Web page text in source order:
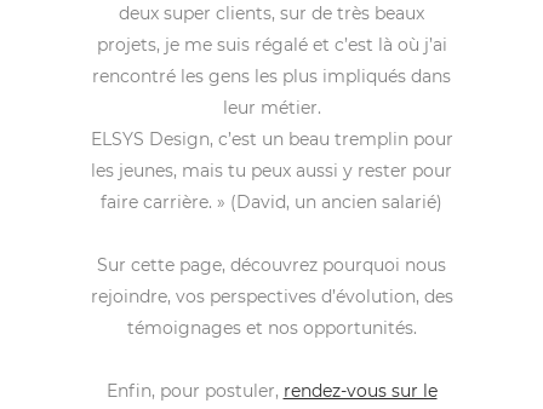
deux super clients, sur de très beaux
projets, je me suis régalé et c’est là où j’ai
rencontré les gens les plus impliqués dans
leur métier.
ELSYS Design, c’est un beau tremplin pour
les jeunes, mais tu peux aussi y rester pour
faire carrière. » (David, un ancien salarié)
Sur cette page, découvrez pourquoi nous
rejoindre, vos perspectives d’évolution, des
témoignages et nos opportunités.
Enfin, pour postuler, rendez-vous sur le